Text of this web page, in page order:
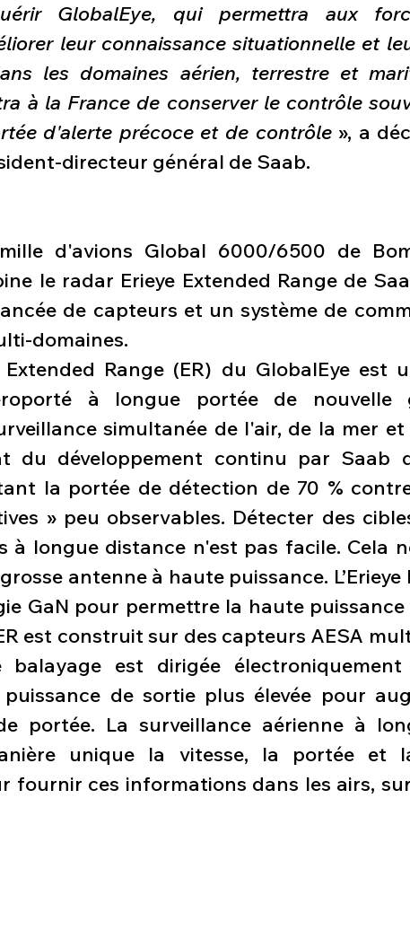
GlobalEye, qui permettra aux
leur connaissance situationnelle et
les domaines aérien, terrestre et
à la France de conserver le contrôle
d'alerte précoce et de contrôle », a
directeur général de Saab.
d'avions Global 6000/6500 de
le radar Erieye Extended Range de
de capteurs et un système de
domaines.
Extended Range (ER) du GlobalEye est
à longue portée de nouvelle
simultanée de l'air, de la mer
du développement continu par Saab
la portée de détection de 70 %
» peu observables. Détecter des
à longue distance n'est pas facile. Cela
antenne à haute puissance. L’Erieye
GaN pour permettre la haute puissance
est construit sur des capteurs AESA
est dirigée
de sortie plus élevée pour
portée. La surveillance aérienne à
unique la vitesse, la portée et
fournir ces informations dans les airs,